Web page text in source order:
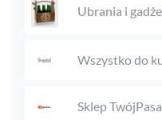
Ubrania i
Wszystko do
Sklep